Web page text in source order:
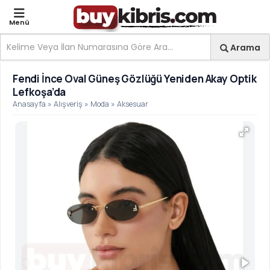
Menü
Ara
Arama
Fendi İnce Oval Güneş
Fendi İnce Oval Güneş Gözlüğü Yeniden Akay Optik
Lefkoşa’da
Anasayfa » Alışveriş » Moda » Aksesuar